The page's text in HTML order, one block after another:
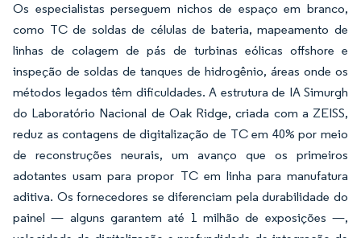
Os especialistas perseguem nichos de espaço em branco,
como TC de soldas de células de bateria, mapeamento de
linhas de colagem de pás de turbinas eólicas offshore e
inspeção de soldas de tanques de hidrogênio, áreas onde os
métodos legados têm dificuldades. A estrutura de IA Simurgh
do Laboratório Nacional de Oak Ridge, criada com a ZEISS,
reduz as contagens de digitalização de TC em 40% por meio
de reconstruções neurais, um avanço que os primeiros
adotantes usam para propor TC em linha para manufatura
aditiva. Os fornecedores se diferenciam pela durabilidade do
painel — alguns garantem até 1 milhão de exposições —,